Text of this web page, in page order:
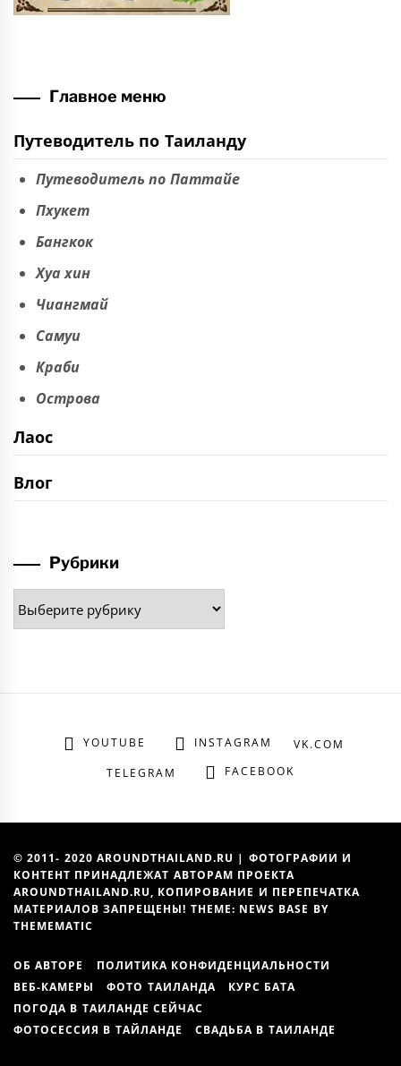
Главное меню
Путеводитель по Таиланду
Путеводитель по Паттайе
Пхукет
Бангкок
Хуа хин
Чиангмай
Самуи
Краби
Острова
Лаос
Влог
Рубрики
Рубрики
YOUTUBE INSTAGRAM
VK.COM
TELEGRAM
FACEBOOK
© 2011- 2020 AROUNDTHAILAND.RU | ФОТОГРАФИИ И
КОНТЕНТ ПРИНАДЛЕЖАТ АВТОРАМ ПРОЕКТА
AROUNDTHAILAND.RU, КОПИРОВАНИЕ И ПЕРЕПЕЧАТКА
МАТЕРИАЛОВ ЗАПРЕЩЕНЫ! THEME: NEWS BASE BY
THEMEMATIC
ОБ АВТОРЕ
ПОЛИТИКА КОНФИДЕНЦИАЛЬНОСТИ
ВЕБ-КАМЕРЫ
ФОТО ТАИЛАНДА
КУРС БАТА
ПОГОДА В ТАИЛАНДЕ СЕЙЧАС
ФОТОСЕССИЯ В ТАЙЛАНДЕ
СВАДЬБА В ТАИЛАНДЕ